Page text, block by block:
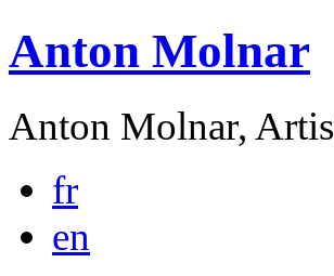
Anton Molnar
Anton Molnar,
fr
en